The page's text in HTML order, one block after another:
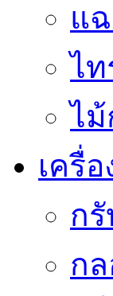
แ
ไท
ไม้
เครื่
ก
ก